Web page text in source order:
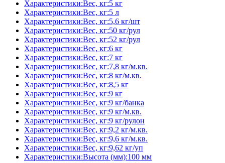
Характеристики:Вес, кг:5 кг
Характеристики:Вес, кг:5 л
Характеристики:Вес, кг:5,6 кг/шт
Характеристики:Вес, кг:50 кг/рул
Характеристики:Вес, кг:52 кг/рул
Характеристики:Вес, кг:6 кг
Характеристики:Вес, кг:7 кг
Характеристики:Вес, кг:7,8 кг/м.кв.
Характеристики:Вес, кг:8 кг/м.кв.
Характеристики:Вес, кг:8,5 кг
Характеристики:Вес, кг:9 кг
Характеристики:Вес, кг:9 кг/банка
Характеристики:Вес, кг:9 кг/м.кв.
Характеристики:Вес, кг:9 кг/рулон
Характеристики:Вес, кг:9,2 кг/м.кв.
Характеристики:Вес, кг:9,6 кг/м.кв.
Характеристики:Вес, кг:9,62 кг/уп
Характеристики:Высота (мм):100 мм